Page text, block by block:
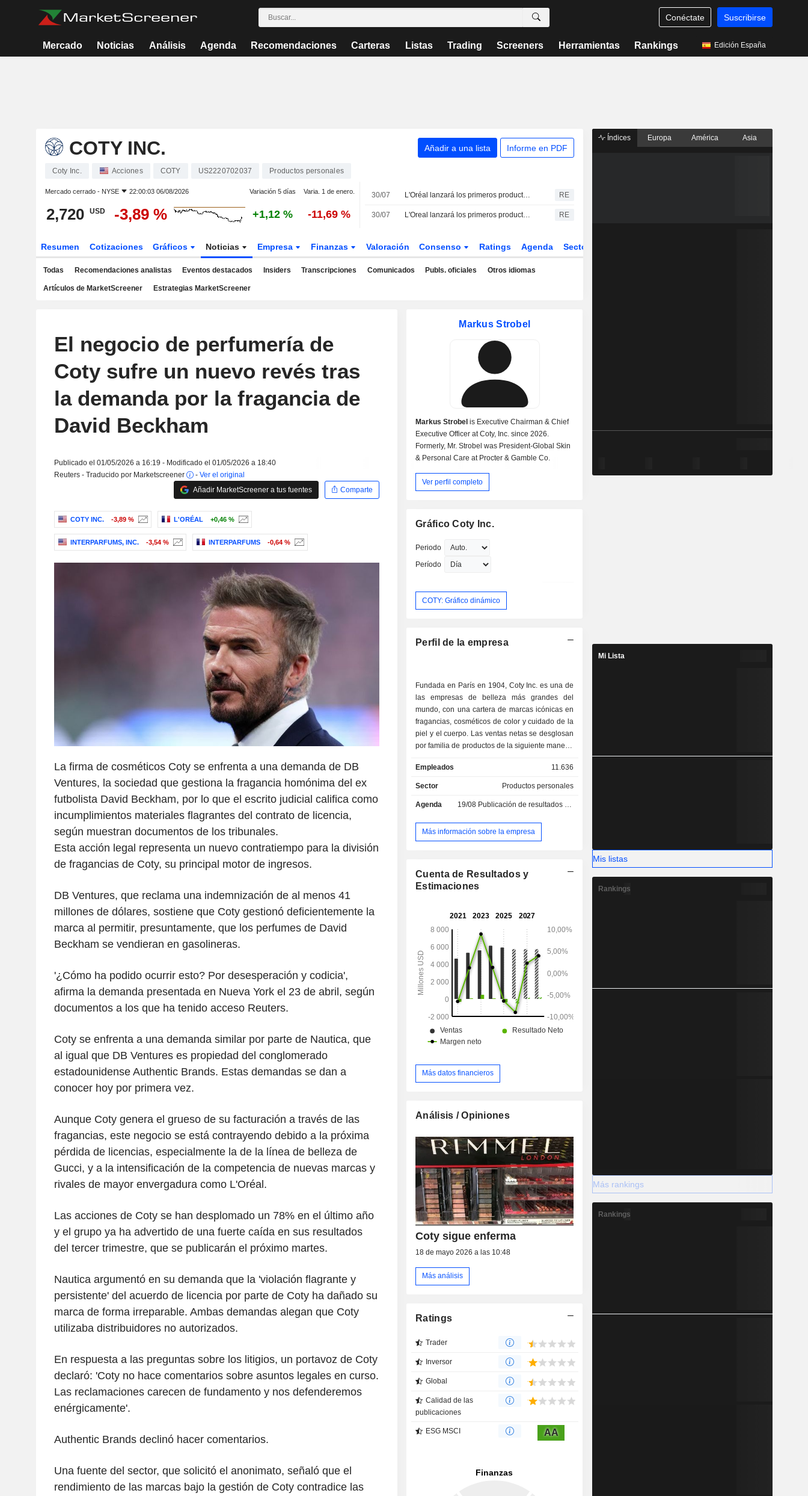
Conéctate Suscribirse
Mercado Noticias Análisis Agenda Recomendaciones Carteras Listas Trading Screeners Herramientas Rankings Edición España
COTY INC. Añadir a una lista Informe en PDF
Coty Inc. Acciones COTY US2220702037 Productos personales
Mercado cerrado - NYSE 22:00:03 06/08/2026 Variación 5 días Varia. 1 de enero.
2,720 USD -3,89 % +1,12 % -11,69 %
30/07 L'Oréal lanzará los primeros productos de belleza de Gucci en 2028, según su consejero delegado RE
30/07 L'Oreal lanzará los primeros productos de belleza de Gucci en 2028, según su consejero delegado RE
Resumen Cotizaciones Gráficos Noticias Empresa Finanzas Valoración Consenso Ratings Agenda Sector
Todas Recomendaciones analistas Eventos destacados Insiders Transcripciones Comunicados Publs. oficiales Otros idiomas
Artículos de MarketScreener Estrategias MarketScreener
El negocio de perfumería de
Coty sufre un nuevo revés tras
la demanda por la fragancia de
David Beckham
Publicado el 01/05/2026 a 16:19 - Modificado el 01/05/2026 a 18:40
Reuters - Traducido por Marketscreener
- Ver el original
Añadir MarketScreener a tus fuentes
Comparte
COTY INC. -3,89 % L'ORÉAL +0,46 %
INTERPARFUMS, INC. -3,54 % INTERPARFUMS -0,64 %
La firma de cosméticos Coty se enfrenta a una demanda de DB
Ventures, la sociedad que gestiona la fragancia homónima del ex
futbolista David Beckham, por lo que el escrito judicial califica como
incumplimientos materiales flagrantes del contrato de licencia,
según muestran documentos de los tribunales.
Esta acción legal representa un nuevo contratiempo para la división
de fragancias de Coty, su principal motor de ingresos.
DB Ventures, que reclama una indemnización de al menos 41
millones de dólares, sostiene que Coty gestionó deficientemente la
marca al permitir, presuntamente, que los perfumes de David
Beckham se vendieran en gasolineras.
'¿Cómo ha podido ocurrir esto? Por desesperación y codicia',
afirma la demanda presentada en Nueva York el 23 de abril, según
documentos a los que ha tenido acceso Reuters.
Coty se enfrenta a una demanda similar por parte de Nautica, que
al igual que DB Ventures es propiedad del conglomerado
estadounidense Authentic Brands. Estas demandas se dan a
conocer hoy por primera vez.
Aunque Coty genera el grueso de su facturación a través de las
fragancias, este negocio se está contrayendo debido a la próxima
pérdida de licencias, especialmente la de la línea de belleza de
Gucci, y a la intensificación de la competencia de nuevas marcas y
rivales de mayor envergadura como L'Oréal.
Las acciones de Coty se han desplomado un 78% en el último año
y el grupo ya ha advertido de una fuerte caída en sus resultados
del tercer trimestre, que se publicarán el próximo martes.
Nautica argumentó en su demanda que la 'violación flagrante y
persistente' del acuerdo de licencia por parte de Coty ha dañado su
marca de forma irreparable. Ambas demandas alegan que Coty
utilizaba distribuidores no autorizados.
En respuesta a las preguntas sobre los litigios, un portavoz de Coty
declaró: 'Coty no hace comentarios sobre asuntos legales en curso.
Las reclamaciones carecen de fundamento y nos defenderemos
enérgicamente'.
Authentic Brands declinó hacer comentarios.
Una fuente del sector, que solicitó el anonimato, señaló que el
rendimiento de las marcas bajo la gestión de Coty contradice las
Markus Strobel
Markus Strobel is Executive Chairman & Chief
Executive Officer at Coty, Inc. since 2026.
Formerly, Mr. Strobel was President-Global Skin
& Personal Care at Procter & Gamble Co.
Ver perfil completo
Gráfico Coty Inc.
Periodo
Período
COTY: Gráfico dinámico
Perfil de la empresa
Fundada en París en 1904, Coty Inc. es una de
las empresas de belleza más grandes del
mundo, con una cartera de marcas icónicas en
fragancias, cosméticos de color y cuidado de la
piel y el cuerpo. Las ventas netas se desglosan
por familia de productos de la siguiente manera:
cosméticos de color y productos para el cuidado
de la piel y el cuerpo (35,2 %). Coty Inc. presta
vende productos de prestigio y de gran
Empleados 11.636
Sector Productos personales
Agenda 19/08 Publicación de resultados - Q4 2026
Más información sobre la empresa
Cuenta de Resultados y
Estimaciones
Más datos financieros
Análisis / Opiniones
Coty sigue enferma
18 de mayo 2026 a las 10:48
Más análisis
Ratings
Trader
Inversor
Global
Calidad de las
publicaciones
ESG MSCI AA
Índices Europa América Asia
Mi Lista
Mis listas
Rankings
Más rankings
Rankings